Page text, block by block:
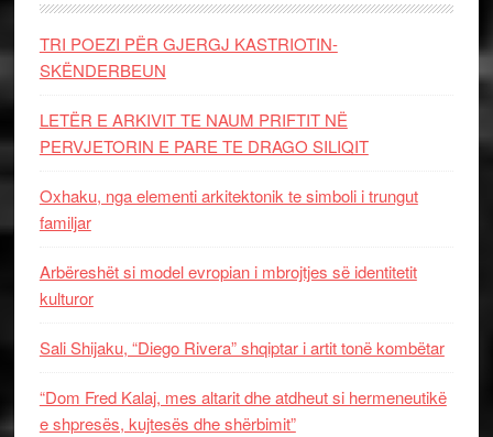
TRI POEZI PËR GJERGJ KASTRIOTIN-
SKËNDERBEUN
LETËR E ARKIVIT TE NAUM PRIFTIT NË
PERVJETORIN E PARE TE DRAGO SILIQIT
Oxhaku, nga elementi arkitektonik te simboli i trungut
familjar
Arbëreshët si model evropian i mbrojtjes së identitetit
kulturor
Sali Shijaku, “Diego Rivera” shqiptar i artit tonë kombëtar
“Dom Fred Kalaj, mes altarit dhe atdheut si hermeneutikë
e shpresës, kujtesës dhe shërbimit”